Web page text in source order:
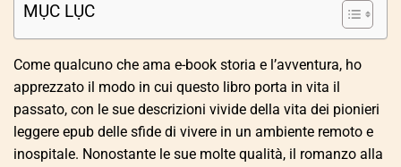
MỤC LỤC
Come qualcuno che ama e-book storia e l’avventura, ho
apprezzato il modo in cui questo libro porta in vita il
passato, con le sue descrizioni vivide della vita dei pionieri
leggere epub delle sfide di vivere in un ambiente remoto e
inospitale. Nonostante le sue molte qualità, il romanzo alla